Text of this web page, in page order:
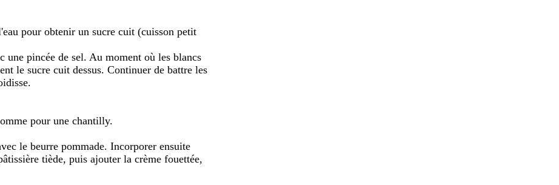
pour obtenir un sucre cuit (cuisson petit
une pincée de sel. Au moment où les blancs
le sucre cuit dessus. Continuer de battre les
pour une chantilly.
le beurre pommade. Incorporer ensuite
tiède, puis ajouter la crème fouettée,